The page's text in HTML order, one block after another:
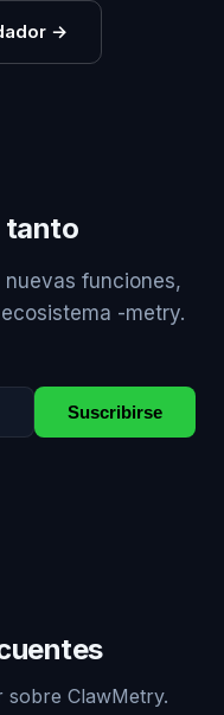
→
tanto
funciones,
-metry.
Suscribirse
sobre ClawMetry.